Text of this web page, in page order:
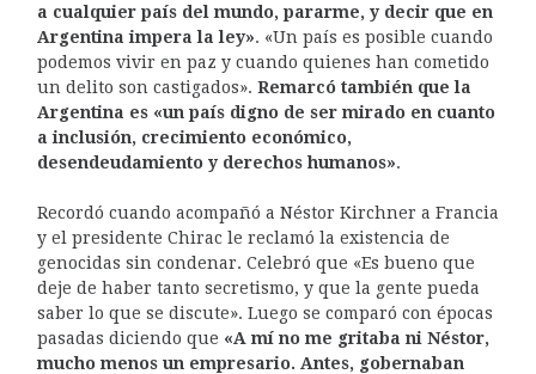
a cualquier país del mundo, pararme, y decir que en
Argentina impera la ley». «Un país es posible cuando
podemos vivir en paz y cuando quienes han cometido
un delito son castigados». Remarcó también que la
Argentina es «un país digno de ser mirado en cuanto
a inclusión, crecimiento económico,
desendeudamiento y derechos humanos».
Recordó cuando acompañó a Néstor Kirchner a Francia
y el presidente Chirac le reclamó la existencia de
genocidas sin condenar. Celebró que «Es bueno que
deje de haber tanto secretismo, y que la gente pueda
saber lo que se discute». Luego se comparó con épocas
pasadas diciendo que «A mí no me gritaba ni Néstor,
mucho menos un empresario. Antes, gobernaban